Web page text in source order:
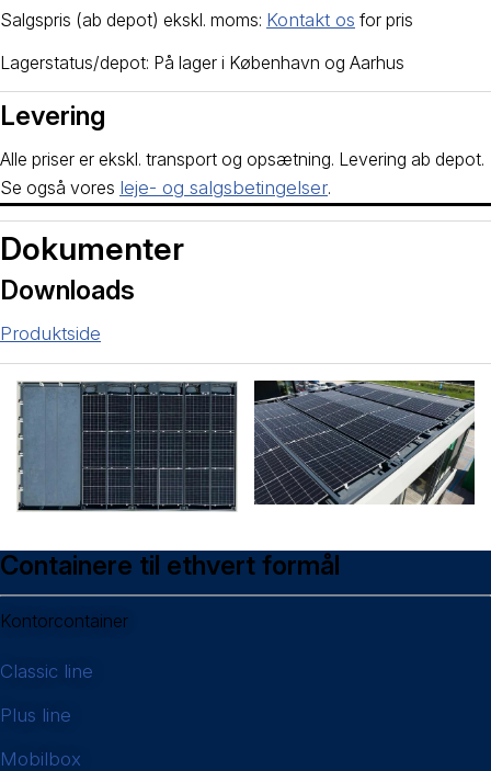
Salgspris (ab depot) ekskl. moms: Kontakt os for pris
Lagerstatus/depot: På lager i København og Aarhus
Levering
Alle priser er ekskl. transport og opsætning. Levering ab depot.
Se også vores leje- og salgsbetingelser.
Dokumenter
Downloads
Produktside
Containere til ethvert formål
Kontorcontainer
Classic line
Plus line
Mobilbox